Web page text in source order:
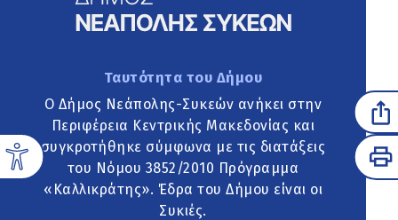
Ταυτότητα του Δήμου
Ο Δήμος Νεάπολης-Συκεών ανήκει στην
Περιφέρεια Κεντρικής Μακεδονίας και
συγκροτήθηκε σύμφωνα με τις διατάξεις
του Νόμου 3852/2010 Πρόγραμμα
«Καλλικράτης». Έδρα του Δήμου είναι οι
Συκιές.